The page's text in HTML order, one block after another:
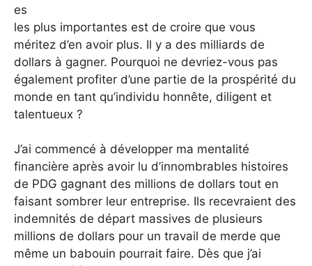
es
les plus importantes est de croire que vous
méritez d’en avoir plus. Il y a des milliards de
dollars à gagner. Pourquoi ne devriez-vous pas
également profiter d’une partie de la prospérité du
monde en tant qu’individu honnête, diligent et
talentueux ?
J’ai commencé à développer ma mentalité
financière après avoir lu d’innombrables histoires
de PDG gagnant des millions de dollars tout en
faisant sombrer leur entreprise. Ils recevraient des
indemnités de départ massives de plusieurs
millions de dollars pour un travail de merde que
même un babouin pourrait faire. Dès que j’ai